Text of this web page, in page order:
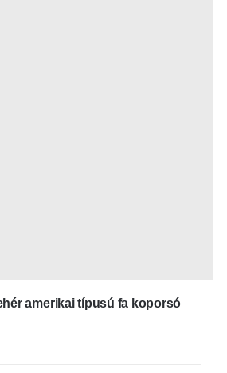
amerikai típusú fa koporsó